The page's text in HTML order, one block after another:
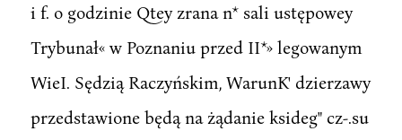
i f. o godzinie Qtey zrana n* sali ustępowey
Trybunał« w Poznaniu przed II*» legowanym
WieI. Sędzią Raczyńskim, WarunK' dzierzawy
przedstawione będą na żądanie ksideg" cz-.su